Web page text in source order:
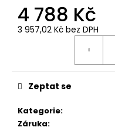
4 788 Kč
3 957,02 Kč bez DPH
Kategorie:
Záruka:
Zeptat se
u
j
e
e